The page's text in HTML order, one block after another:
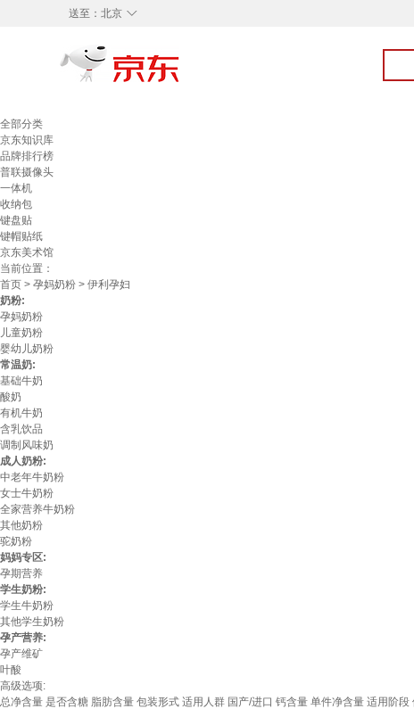
◇
送至： 北京
全部分类
京东知识库
品牌排行榜
普联摄像头
一体机
收纳包
键盘贴
键帽贴纸
京东美术馆
当前位置：
首页 > 孕妈奶粉 > 伊利孕妇
奶粉:
孕妈奶粉
儿童奶粉
婴幼儿奶粉
常温奶:
基础牛奶
酸奶
有机牛奶
含乳饮品
调制风味奶
成人奶粉:
中老年牛奶粉
女士牛奶粉
全家营养牛奶粉
其他奶粉
驼奶粉
妈妈专区:
孕期营养
学生奶粉:
学生牛奶粉
其他学生奶粉
孕产营养:
孕产维矿
叶酸
高级选项:
总净含量 是否含糖 脂肪含量 包装形式 适用人群 国产/进口 钙含量 单件净含量 适用阶段